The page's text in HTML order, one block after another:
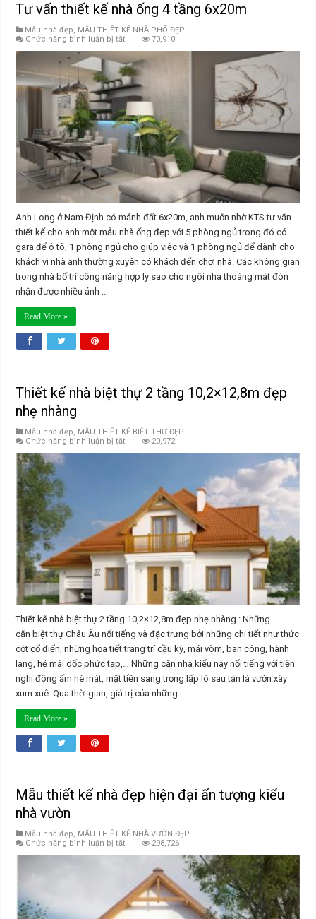
Tư vấn thiết kế nhà ống 4 tầng 6x20m
Mẫu nhà đẹp, MẪU THIẾT KẾ NHÀ PHỐ ĐẸP
Chức năng bình luận bị tắt
vấn
thiết
kế
nhà
ống
4
tầng
6x20m
70,910
Anh Long ở Nam Định có mảnh đất 6x20m, anh muốn nhờ KTS tư vấn
thiết kế cho anh một mẫu nhà ống đẹp với 5 phòng ngủ trong đó có
gara để ô tô, 1 phòng ngủ cho giúp việc và 1 phòng ngủ để dành cho
khách vì nhà anh thường xuyên có khách đến chơi nhà. Các không gian
trong nhà bố trí công năng hợp lý sao cho ngôi nhà thoáng mát đón
nhận được nhiều ánh ...
Read More »
Thiết kế nhà biệt thự 2 tầng 10,2×12,8m đẹp
nhẹ nhàng
Mẫu nhà đẹp, MẪU THIẾT KẾ BIỆT THỰ ĐẸP
Chức năng bình luận bị tắt
tầng
10,2×12,8m
đẹp
nhẹ
nhàng
20,972
Thiết kế nhà biệt thự 2 tầng 10,2×12,8m đẹp nhẹ nhàng : Những
căn biệt thự Châu Âu nổi tiếng và đặc trưng bởi những chi tiết như thức
cột cổ điển, những họa tiết trang trí cầu kỳ, mái vòm, ban công, hành
lang, hệ mái dốc phức tạp,… Những căn nhà kiểu này nổi tiếng với tiện
nghi đông ấm hè mát, mặt tiền sang trọng lấp ló sau tán lá vườn xây
xum xuê. Qua thời gian, giá trị của những ...
Read More »
Mẫu thiết kế nhà đẹp hiện đại ấn tượng kiểu
nhà vườn
Mẫu nhà đẹp, MẪU THIẾT KẾ NHÀ VƯỜN ĐẸP
Chức năng bình luận bị tắt
đẹp
hiện
đại
298,726